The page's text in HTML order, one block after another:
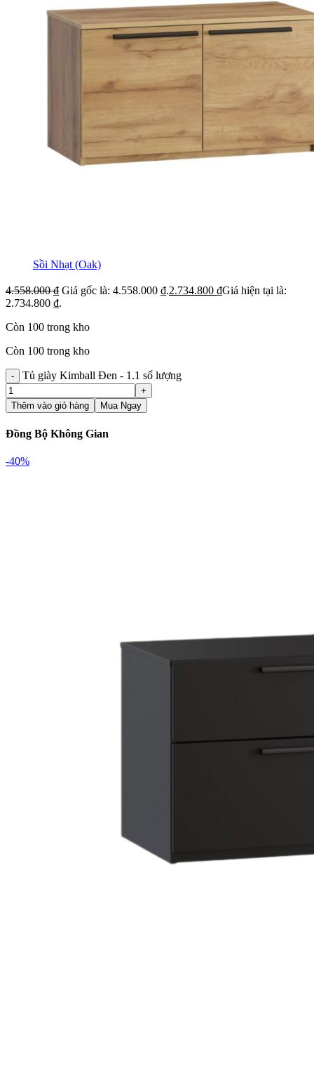
Sồi Nhạt (Oak)
4.558.000₫ Giá gốc là: 4.558.000 ₫.2.734.800 ₫Giá hiện tại là:
2.734.800 ₫.
Còn 100 trong kho
Còn 100 trong kho
Tủ giày Kimball Đen - 1.1 số lượng
Thêm vào giỏ hàng Mua Ngay
Đồng Bộ Không Gian
-40%